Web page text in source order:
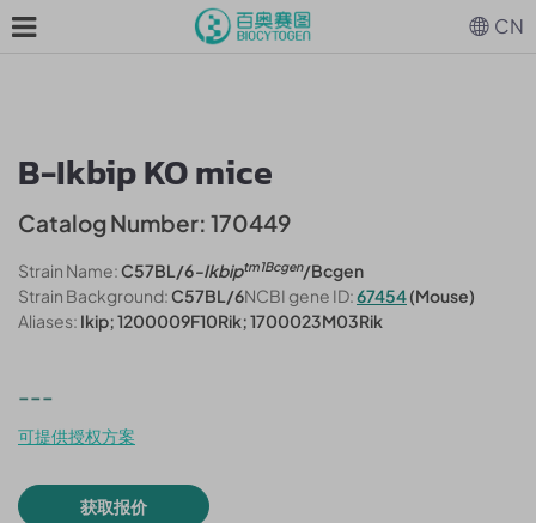
B-Ikbip KO mice
Catalog Number: 170449
Strain Name:C57BL/6-Ikbiptm1Bcgen/Bcgen
Strain Background:C57BL/6NCBI gene ID:67454(Mouse)
Aliases: Ikip; 1200009F10Rik; 1700023M03Rik
---
可提供授权方案
获取报价
CN